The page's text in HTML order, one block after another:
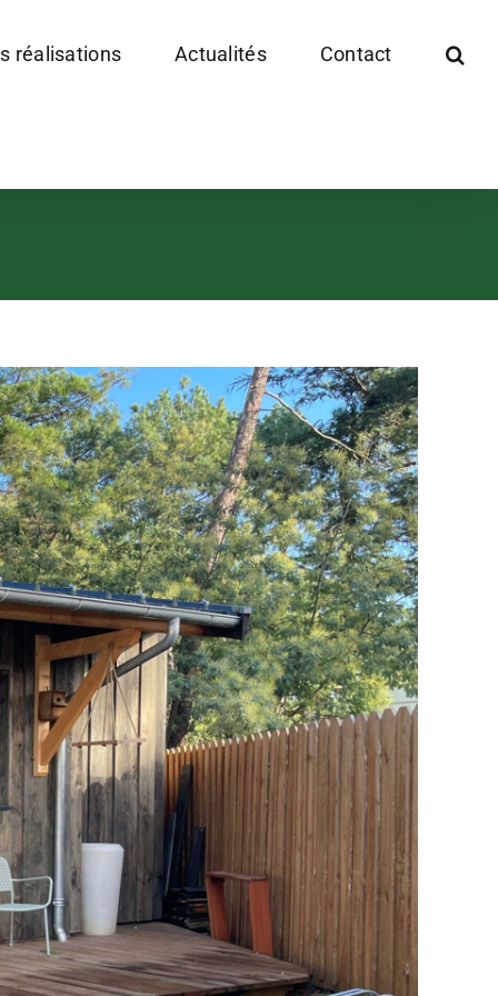
réalisations Actualités Contact